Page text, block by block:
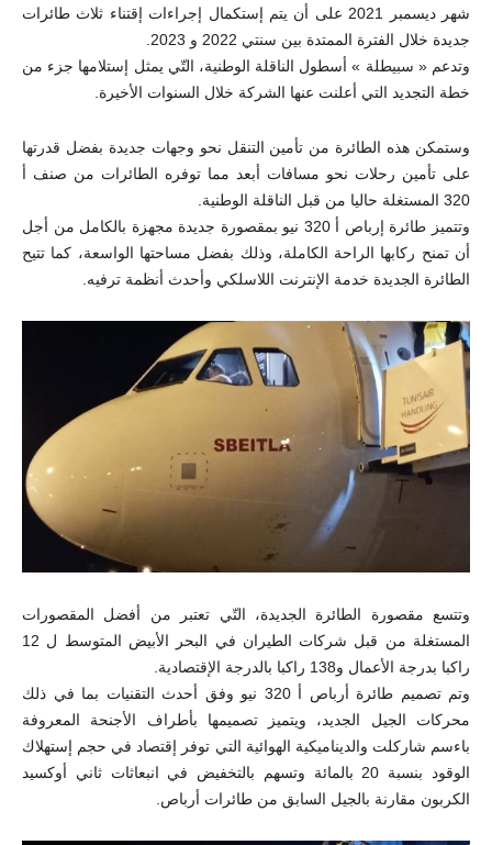
شهر ديسمبر 2021 على أن يتم إستكمال إجراءات إقتناء ثلاث طائرات
جديدة خلال الفترة الممتدة بين سنتي 2022 و 2023.
وتدعم « سبيطلة » أسطول الناقلة الوطنية، التّي يمثل إستلامها جزء من
خطة التجديد التي أعلنت عنها الشركة خلال السنوات الأخيرة.
وستمكن هذه الطائرة من تأمين التنقل نحو وجهات جديدة بفضل قدرتها
على تأمين رحلات نحو مسافات أبعد مما توفره الطائرات من صنف أ
320 المستغلة حاليا من قبل الناقلة الوطنية.
وتتميز طائرة إرباص أ 320 نيو بمقصورة جديدة مجهزة بالكامل من أجل
أن تمنح ركابها الراحة الكاملة، وذلك بفضل مساحتها الواسعة، كما تتيح
الطائرة الجديدة خدمة الإنترنت اللاسلكي وأحدث أنظمة ترفيه.
وتتسع مقصورة الطائرة الجديدة، التّي تعتبر من أفضل المقصورات
المستغلة من قبل شركات الطيران في البحر الأبيض المتوسط ل 12
راكبا بدرجة الأعمال و138 راكبا بالدرجة الإقتصادية.
وتم تصميم طائرة أرباص أ 320 نيو وفق أحدث التقنيات بما في ذلك
محركات الجيل الجديد، ويتميز تصميمها بأطراف الأجنحة المعروفة
باءسم شاركلت والديناميكية الهوائية التي توفر إقتصاد في حجم إستهلاك
الوقود بنسبة 20 بالمائة وتسهم بالتخفيض في انبعاثات ثاني أوكسيد
الكربون مقارنة بالجيل السابق من طائرات أرباص.